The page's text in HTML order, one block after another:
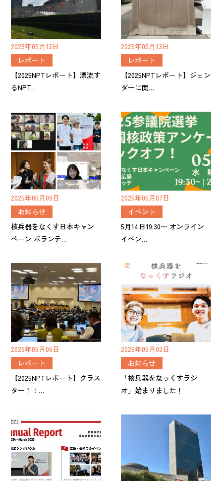
2025年05月13日
レポート
【2025NPTレポート】漂流す
るNPT…
2025年05月13日
レポート
【2025NPTレポート】ジェン
ダーに関…
2025年05月09日
お知らせ
核兵器をなくす日本キャン
ペーン ボランテ…
2025年05月07日
イベント
5月14日19:30〜 オンライン
イベン…
2025年05月06日
レポート
【2025NPTレポート】クラス
ター１：…
2025年05月02日
お知らせ
「核兵器をなっくすラジ
オ」始まりました！